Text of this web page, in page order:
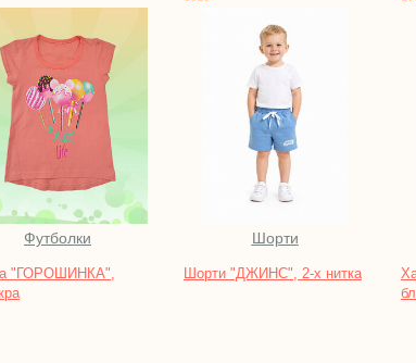
Шорти
Шорти "ДЖИНС", 2-х нитка
Халати
Халат жіночий на